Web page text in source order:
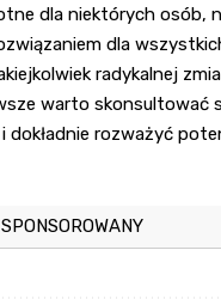
dla niektórych osób,
dla
radykalnej
warto skonsultować
rozważyć